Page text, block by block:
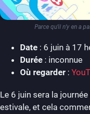
Parce qu’il n’y en a
Date : 6 juin à 17
Durée : inconnue
Où regarder :
Le 6 juin sera la
estivale, et cela